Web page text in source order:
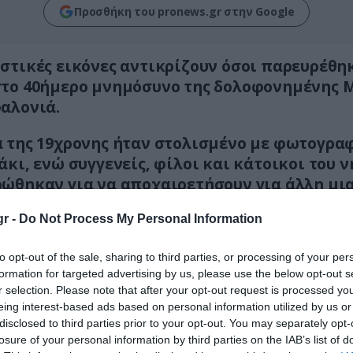
- Do Not Process My Personal Information
opt-out of the sale, sharing to third parties, or processing of your
for targeted advertising by us, please use the below opt-out
selection. Please note that after your opt-out request is processed
interest-based ads based on personal information utilized by us
to third parties prior to your opt-out. You may separately
of your personal information by third parties on the IAB’s list of
Προσθήκη του pronews.gr στην Google
εικόνες αντικρίζουν όσοι
40ήμερο μνημόσυνο της δολοφονημένης
19χρονης ήταν στολισμένο με
ενώ συγγενείς, φίλοι και κάτοικοι του
για να αποχαιρετήσουν για άλλη
σε ολόκληρη την Κεφαλλονιά και την